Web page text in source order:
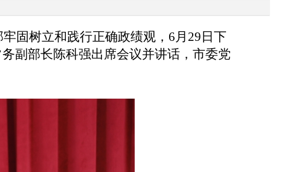
固树立和践行正确政绩观， 6月29日下
副部长陈科强出席会议并讲话，市委党